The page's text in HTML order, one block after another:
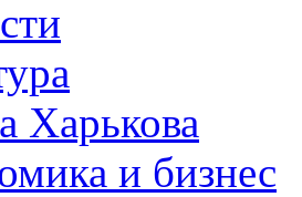
Харькова
и бизнес